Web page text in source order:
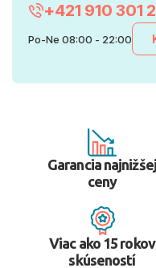
+421 910 301
Po-Ne 08:00 - 22:00
Garancia najnižšej
ceny
Viac ako 15 rokov
skúseností